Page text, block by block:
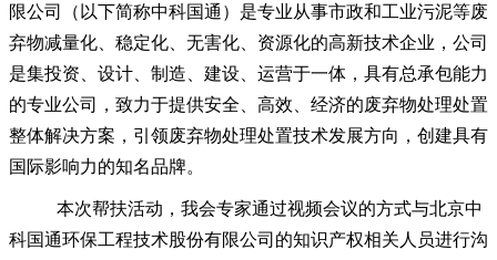
限公司（以下简称中科国通）是专业从事市政和工业污泥等废
弃物减量化、稳定化、无害化、资源化的高新技术企业，公司
是集投资、设计、制造、建设、运营于一体，具有总承包能力
的专业公司，致力于提供安全、高效、经济的废弃物处理处置
整体解决方案，引领废弃物处理处置技术发展方向，创建具有
国际影响力的知名品牌。
本次帮扶活动，我会专家通过视频会议的方式与北京中
科国通环保工程技术股份有限公司的知识产权相关人员进行沟